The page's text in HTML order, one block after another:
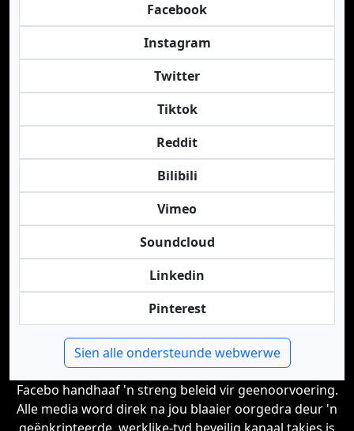
Facebook
Instagram
Twitter
Tiktok
Reddit
Bilibili
Vimeo
Soundcloud
Linkedin
Pinterest
Sien alle ondersteunde webwerwe
Facebo handhaaf 'n streng beleid vir geenoorvoering.
Alle media word direk na jou blaaier oorgedra deur 'n